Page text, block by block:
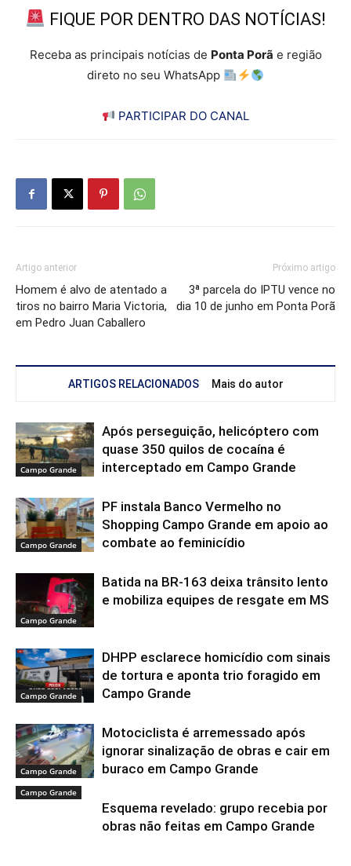
FIQUE POR DENTRO DAS NOTÍCIAS!
Receba as principais notícias de Ponta Porã e região
direto no seu WhatsApp
PARTICIPAR DO CANAL
Artigo anterior
Homem é alvo de atentado a
tiros no bairro Maria Victoria,
em Pedro Juan Caballero
Próximo artigo
3ª parcela do IPTU vence no
dia 10 de junho em Ponta Porã
ARTIGOS RELACIONADOS Mais do autor
Campo Grande
Após perseguição, helicóptero com
quase 350 quilos de cocaína é
interceptado em Campo Grande
Campo Grande
PF instala Banco Vermelho no
Shopping Campo Grande em apoio ao
combate ao feminicídio
Campo Grande
Batida na BR-163 deixa trânsito lento
e mobiliza equipes de resgate em MS
Campo Grande
DHPP esclarece homicídio com sinais
de tortura e aponta trio foragido em
Campo Grande
Campo Grande
Motociclista é arremessado após
ignorar sinalização de obras e cair em
buraco em Campo Grande
Campo Grande
Esquema revelado: grupo recebia por
obras não feitas em Campo Grande